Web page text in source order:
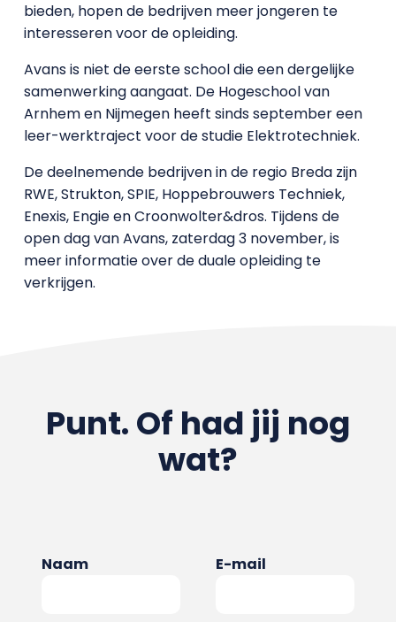
bieden, hopen de bedrijven meer jongeren te
interesseren voor de opleiding.
Avans is niet de eerste school die een dergelijke
samenwerking aangaat. De Hogeschool van
Arnhem en Nijmegen heeft sinds september een
leer-werktraject voor de studie Elektrotechniek.
De deelnemende bedrijven in de regio Breda zijn
RWE, Strukton, SPIE, Hoppebrouwers Techniek,
Enexis, Engie en Croonwolter&dros. Tijdens de
open dag van Avans, zaterdag 3 november, is
meer informatie over de duale opleiding te
verkrijgen.
Punt. Of had jij nog
wat?
Naam E-mail